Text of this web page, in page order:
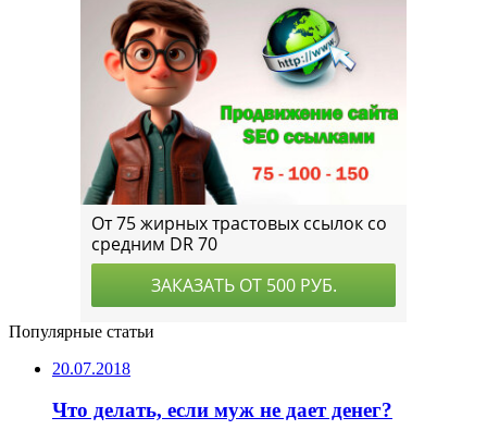
Популярные статьи
20.07.2018
Что делать, если муж не дает денег?